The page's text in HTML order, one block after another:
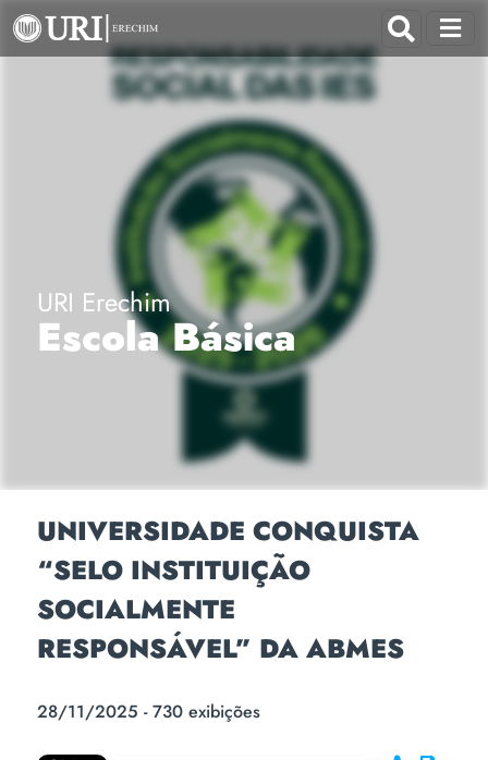
URI Erechim
Escola Básica
UNIVERSIDADE CONQUISTA
“SELO INSTITUIÇÃO
SOCIALMENTE
RESPONSÁVEL” DA ABMES
28/11/2025 - 730 exibições